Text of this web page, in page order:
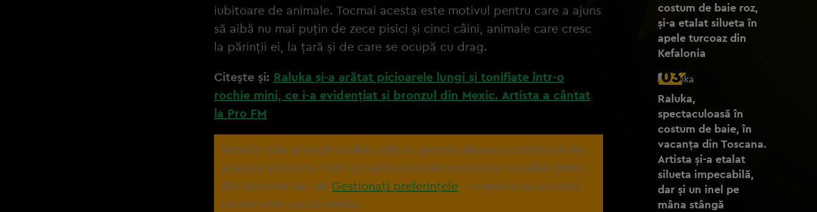
iubitoare de animale. Tocmai acesta este motivul pentru care a ajuns
să aibă nu mai puțin de zece pisici și cinci câini, animale care cresc
la părinții ei, la țară și de care se ocupă cu drag.
Citește și: Raluka și-a arătat picioarele lungi și tonifiate într-o
rochie mini, ce i-a evidențiat și bronzul din Mexic. Artista a cântat
la Pro FM
Setarile tale privind cookie-urile nu permit afisarea continutul din
aceasta sectiune. Poti actualiza setarile modulelor coookie direct
din browser sau de Gestionați preferințele– e nevoie sa accepti
cookie-urile social media
costum de baie roz,
și-a etalat silueta în
apele turcoaz din
Kefalonia
03
Raluka,
spectaculoasă în
costum de baie, în
vacanța din Toscana.
Artista și-a etalat
silueta impecabilă,
dar și un inel pe
mâna stângă